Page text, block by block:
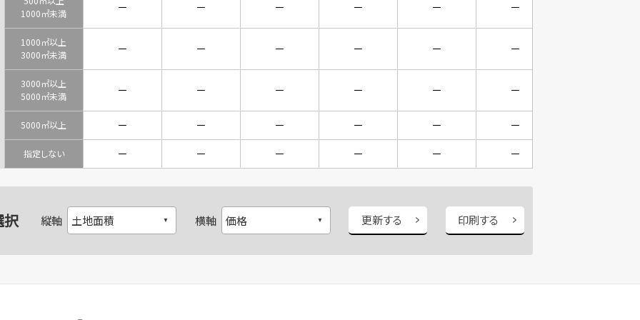
1000㎡未満
－ － － － － －
1000㎡以上
3000㎡未満
－ － － － － －
3000㎡以上
5000㎡未満
－ － － － － －
5000㎡以上 － － － － － －
指定しない － － － － － －
択 縦軸 横軸 更新する 印刷する